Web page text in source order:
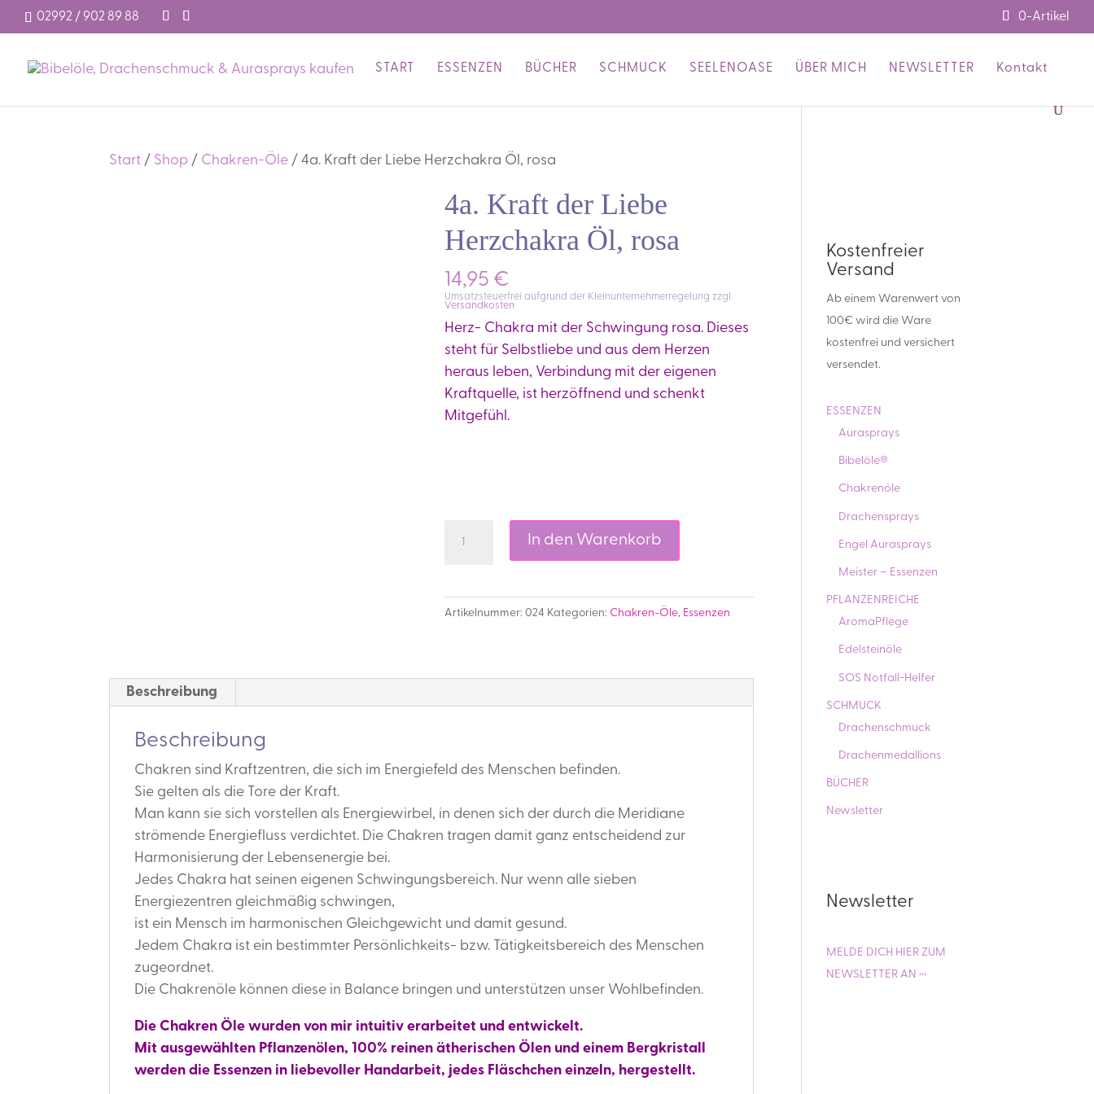
02992 / 902 89 88 0-Artikel
START ESSENZEN BÜCHER SCHMUCK SEELENOASE ÜBER MICH NEWSLETTER Kontakt
Start / Shop / Chakren-Öle / 4a. Kraft der Liebe Herzchakra Öl, rosa
4a. Kraft der Liebe
Herzchakra Öl, rosa
14,95 €
Umsatzsteuerfrei aufgrund der Kleinunternehmerregelung zzgl.
Versandkosten
Herz- Chakra mit der Schwingung rosa. Dieses
steht für Selbstliebe und aus dem Herzen
heraus leben, Verbindung mit der eigenen
Kraftquelle, ist herzöffnend und schenkt
Mitgefühl.
Liebe
Herzchakra
Menge
In den Warenkorb
Artikelnummer:024 Kategorien: Chakren-Öle, Essenzen
Beschreibung
Beschreibung
Chakren sind Kraftzentren, die sich im Energiefeld des Menschen befinden.
Sie gelten als die Tore der Kraft.
Man kann sie sich vorstellen als Energiewirbel, in denen sich der durch die Meridiane
strömende Energiefluss verdichtet. Die Chakren tragen damit ganz entscheidend zur
Harmonisierung der Lebensenergie bei.
Jedes Chakra hat seinen eigenen Schwingungsbereich. Nur wenn alle sieben
Energiezentren gleichmäßig schwingen,
ist ein Mensch im harmonischen Gleichgewicht und damit gesund.
Jedem Chakra ist ein bestimmter Persönlichkeits- bzw. Tätigkeitsbereich des Menschen
zugeordnet.
Die Chakrenöle können diese in Balance bringen und unterstützen unser Wohlbefinden.
Die Chakren Öle wurden von mir intuitiv erarbeitet und entwickelt.
Mit ausgewählten Pflanzenölen, 100% reinen ätherischen Ölen und einem Bergkristall
werden die Essenzen in liebevoller Handarbeit, jedes Fläschchen einzeln, hergestellt.
Kostenfreier
Versand
Ab einem Warenwert von
100€ wird die Ware
kostenfrei und versichert
versendet.
ESSENZEN
Aurasprays
Bibelöle®
Chakrenöle
Drachensprays
Engel Aurasprays
Meister – Essenzen
PFLANZENREICHE
AromaPflege
Edelsteinöle
SOS Notfall-Helfer
SCHMUCK
Drachenschmuck
Drachenmedallions
BÜCHER
Newsletter
Newsletter
MELDE DICH HIER ZUM
NEWSLETTER AN ›››